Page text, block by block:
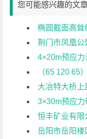
您可能感兴趣的文
椭圆截面高耸
荆门市凤凰公
4×20m预应力
（65 120 65
大冶特大桥上
3×30m预应
恒丰矿业有限
岳阳市岳阳楼